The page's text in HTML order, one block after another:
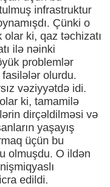
infrastruktur
Çünki o
ki, qaz təchizatı
ilə nəinki
problemlər
fasilələr olurdu.
vəziyyətdə idi.
ki, tamamilə
dirçəldilməsi və
yaşayış
üçün bu
olmuşdu. O ildən
edildi.